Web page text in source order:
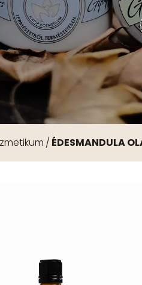
ÉDESMANDULA